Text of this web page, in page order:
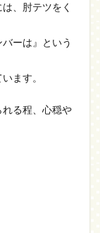
、肘テツをく
ーは』という
ます。
る程、心穏や